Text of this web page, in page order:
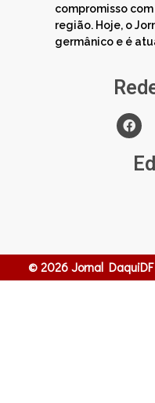
compromisso
região. Hoje, o
germânico e é
© 2026 Jornal